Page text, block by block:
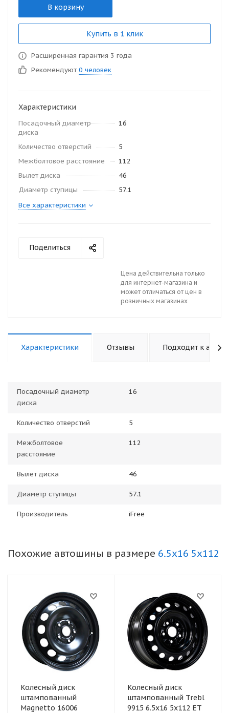
В корзину
Купить в 1 клик
Расширенная гарантия 3 года
Рекомендуют 0 человек
Характеристики
Посадочный диаметр
диска
16
Количество отверстий
5
Межболтовое расстояние
112
Вылет диска
46
Диаметр ступицы
57.1
Все характеристики
Поделиться
Цена действительна только
для интернет-магазина и
может отличаться от цен в
розничных магазинах
Характеристики Отзывы Подходит к авто
Посадочный диаметр
диска
16
Количество отверстий 5
Межболтовое
расстояние
112
Вылет диска 46
Диаметр ступицы 57.1
Производитель iFree
Похожие автошины в размере 6.5x16 5x112
Колесный диск
штампованный
Magnetto 16006
Колесный диск
штампованный Trebl
9915 6.5x16 5x112 ET